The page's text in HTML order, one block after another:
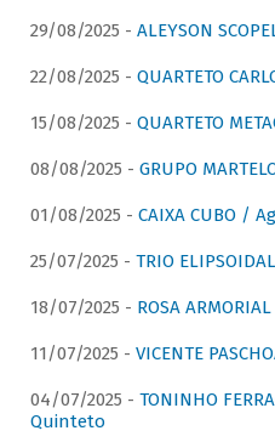
29/08/2025 - ALEYSON
22/08/2025 - QUARTETO
15/08/2025 - QUARTETO
08/08/2025 - GRUPO
01/08/2025 - CAIXA CUBO /
25/07/2025 - TRIO
18/07/2025 - ROSA
11/07/2025 - VICENTE
04/07/2025 - TONINHO
Quinteto